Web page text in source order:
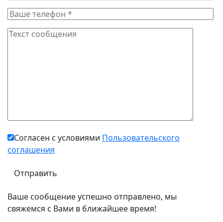
Согласен с условиями Пользовательского
соглашения
Ваше сообщение успешно отправлено, мы
свяжемся с Вами в ближайшее время!